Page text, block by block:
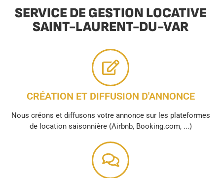
SERVICE DE GESTION LOCATIVE
SAINT-LAURENT-DU-VAR
CRÉATION ET DIFFUSION D'ANNONCE
Nous créons et diffusons votre annonce sur les plateformes
de location saisonnière (Airbnb, Booking.com, ...)